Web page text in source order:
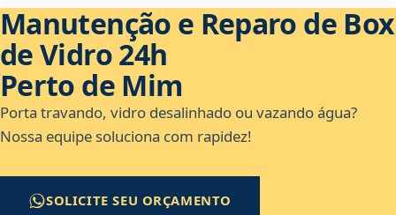
Manutenção e Reparo de Box
de Vidro 24h
Perto de Mim
Porta travando, vidro desalinhado ou vazando água?
Nossa equipe soluciona com rapidez!
SOLICITE SEU ORÇAMENTO